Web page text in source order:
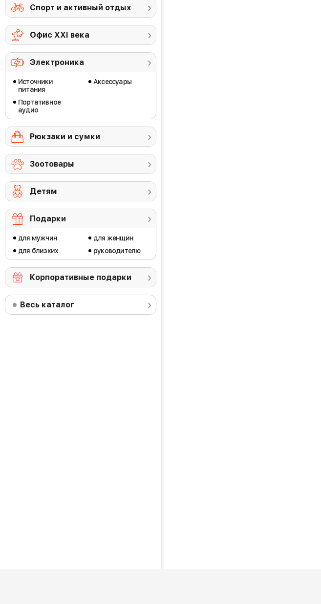
Спорт и активный отдых
Офис ХХI века
Электроника
Источники
питания
Портативное
аудио
Аксессуары
Рюкзаки и сумки
Зоотовары
Детям
Подарки
для мужчин
для близких
для женщин
руководителю
Корпоративные подарки
Весь каталог